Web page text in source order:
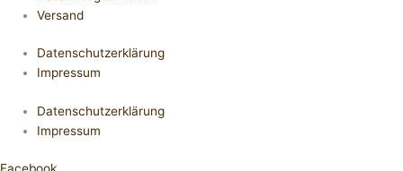
Versand
Datenschutzerklärung
Impressum
Datenschutzerklärung
Impressum